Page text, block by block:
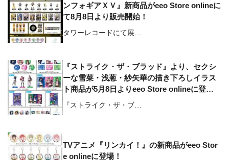
ンフォギアＸＶ』新商品がeeo Store onlineに
て8月8日より販売開始！
タワーレコードにて展…
『ストライク・ザ・ブラッド』より、セクシ
ーな雪菜・浅葱・紗矢華の描き下ろしイラス
ト商品が5月8日よりeeo Store onlineに登
場！
『ストライク・ザ・ブ…
TVアニメ『リンカイ！』の新商品がeeo Stor
e onlineに登場！